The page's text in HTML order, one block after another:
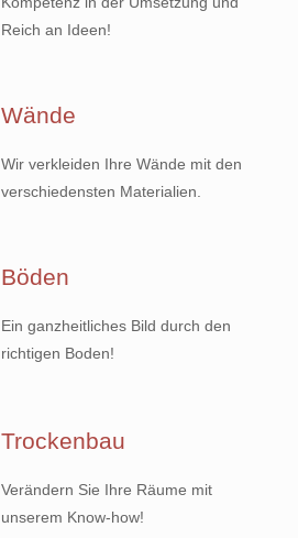
Reich an Ideen!
Wände
Wir verkleiden Ihre Wände mit den
verschiedensten Materialien.
Böden
Ein ganzheitliches Bild durch den
richtigen Boden!
Trockenbau
Verändern Sie Ihre Räume mit
unserem Know-how!